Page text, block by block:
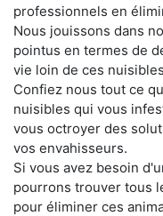
professionnels en
Nous jouissons dans
pointus en termes de
vie loin de ces
Confiez nous tout ce
nuisibles qui vous
vous octroyer des
vos envahisseurs.
Si vous avez besoin
pourrons trouver tous
pour éliminer ces